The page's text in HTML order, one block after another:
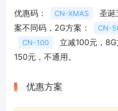
优惠码： CN-XMAS
圣诞
案不同码，2G方案：
CN-
CN-100 立减100元，8G
150元，不通用。
优惠方案